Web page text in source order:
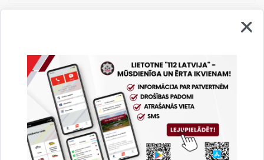
+371 62302116
E-pasts:
tatjana.bogdanova@vugd.gov.lv
Drukāt lapu